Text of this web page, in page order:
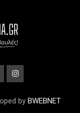
by BWEBNET